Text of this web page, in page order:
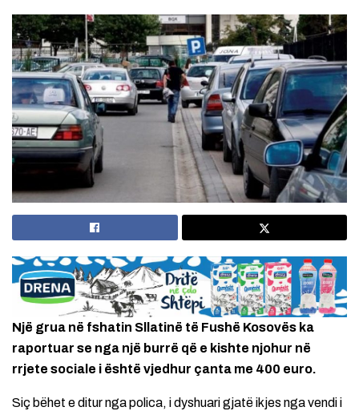
Një grua në fshatin Sllatinë të Fushë Kosovës ka
raportuar se nga një burrë që e kishte njohur në
rrjete sociale i është vjedhur çanta me 400 euro.
Siç bëhet e ditur nga polica, i dyshuari gjatë ikjes nga vendi i